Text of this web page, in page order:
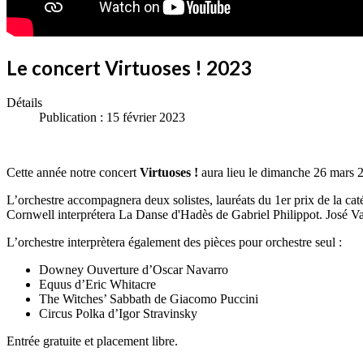
Le concert Virtuoses ! 2023
Détails
Publication : 15 février 2023
Cette année notre concert Virtuoses ! aura lieu le dimanche 26 mars
L’orchestre accompagnera deux solistes, lauréats du 1er prix de la
Cornwell interprétera La Danse d'Hadès de Gabriel Philippot. José
L’orchestre interprètera également des pièces pour orchestre seul :
Downey Ouverture d’Oscar Navarro
Equus d’Eric Whitacre
The Witches’ Sabbath de Giacomo Puccini
Circus Polka d’Igor Stravinsky
Entrée gratuite et placement libre.